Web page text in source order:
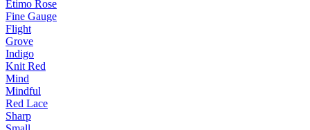
Etimo Rose
Fine Gauge
Flight
Grove
Indigo
Knit Red
Mind
Mindful
Red Lace
Sharp